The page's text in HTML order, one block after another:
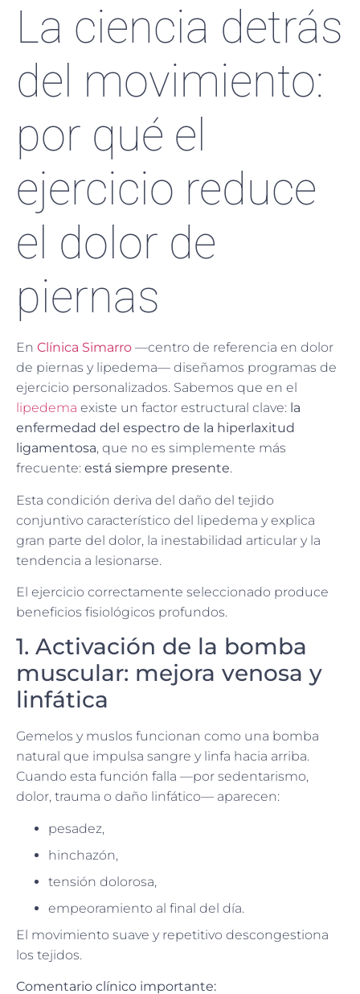
La ciencia detrás
del movimiento:
por qué el
ejercicio reduce
el dolor de
piernas
En Clínica Simarro —centro de referencia en dolor
de piernas y lipedema— diseñamos programas de
ejercicio personalizados. Sabemos que en el
lipedema existe un factor estructural clave: la
enfermedad del espectro de la hiperlaxitud
ligamentosa, que no es simplemente más
frecuente: está siempre presente.
Esta condición deriva del daño del tejido
conjuntivo característico del lipedema y explica
gran parte del dolor, la inestabilidad articular y la
tendencia a lesionarse.
El ejercicio correctamente seleccionado produce
beneficios fisiológicos profundos.
1. Activación de la bomba
muscular: mejora venosa y
linfática
Gemelos y muslos funcionan como una bomba
natural que impulsa sangre y linfa hacia arriba.
Cuando esta función falla —por sedentarismo,
dolor, trauma o daño linfático— aparecen:
pesadez,
hinchazón,
tensión dolorosa,
empeoramiento al final del día.
El movimiento suave y repetitivo descongestiona
los tejidos.
Comentario clínico importante: